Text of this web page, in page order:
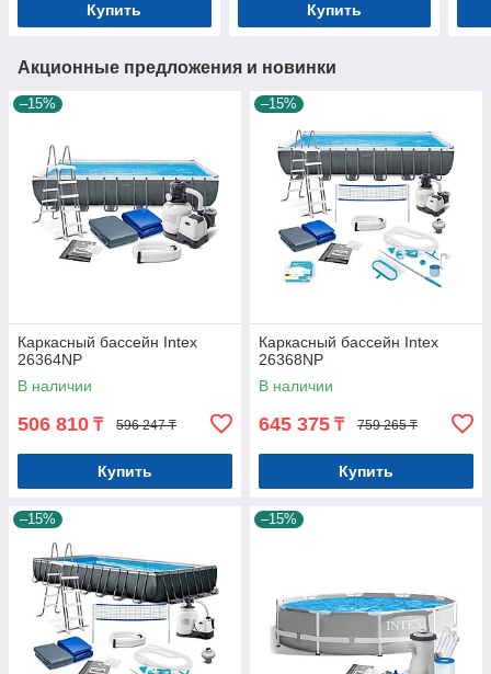
Купить Купить
Акционные предложения и новинки
–15%
Каркасный бассейн Intex
26364NP
В наличии
506 810 ₸ 596 247 ₸
Купить
–15%
Каркасный бассейн Intex
26368NP
В наличии
645 375 ₸ 759 265 ₸
Купить
–15% –15%